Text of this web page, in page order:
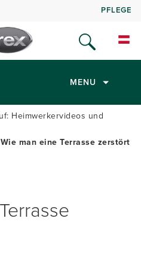
PFLEGE
MENU
Heimwerkervideos und
Wie man eine Terrasse zerstört